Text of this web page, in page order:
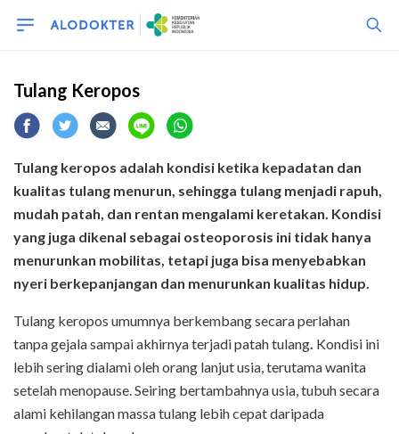
Tulang Keropos
Tulang keropos adalah kondisi ketika kepadatan dan
kualitas tulang menurun, sehingga tulang menjadi rapuh,
mudah patah, dan rentan mengalami keretakan. Kondisi
yang juga dikenal sebagai osteoporosis ini tidak hanya
menurunkan mobilitas, tetapi juga bisa menyebabkan
nyeri berkepanjangan dan menurunkan kualitas hidup.
Tulang keropos umumnya berkembang secara perlahan
tanpa gejala sampai akhirnya terjadi patah tulang. Kondisi ini
lebih sering dialami oleh orang lanjut usia, terutama wanita
setelah menopause. Seiring bertambahnya usia, tubuh secara
alami kehilangan massa tulang lebih cepat daripada